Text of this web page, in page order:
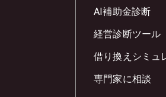
AI補助金診断
経営診断ツール
借り換えシミュ
専門家に相談